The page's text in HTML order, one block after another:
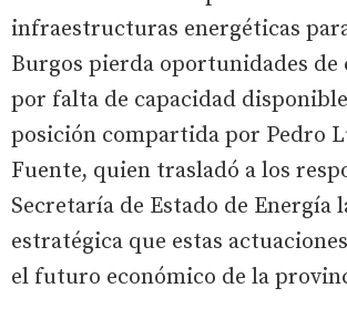
infraestructuras energéticas
Burgos pierda oportunidades
por falta de capacidad
posición compartida por Pedro
Fuente, quien trasladó a los
Secretaría de Estado de Energía
estratégica que estas
el futuro económico de la